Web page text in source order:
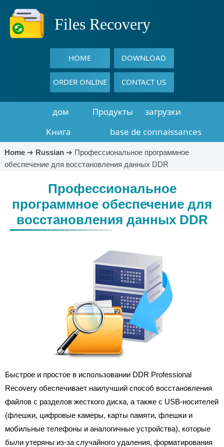
Files Recovery
HOME DOWNLOAD
ORDER ONLINE CONTACT US
дом Продукты
загрузки
Книга
восстановления
данных
base de connaissances
Home➔ Russian➔ Профессиональное программное
обеспечение для восстановления данных DDR
Профессиональное
программное обеспечение для
восстановления данных DDR
Быстрое и простое в использовании DDR Professional
Recovery обеспечивает наилучший способ восстановления
файлов с разделов жесткого диска, а также с USB-носителей
(флешки, цифровые камеры, карты памяти, флешки и
мобильные телефоны и аналогичные устройства), которые
были утеряны из-за случайного удаления, форматирования